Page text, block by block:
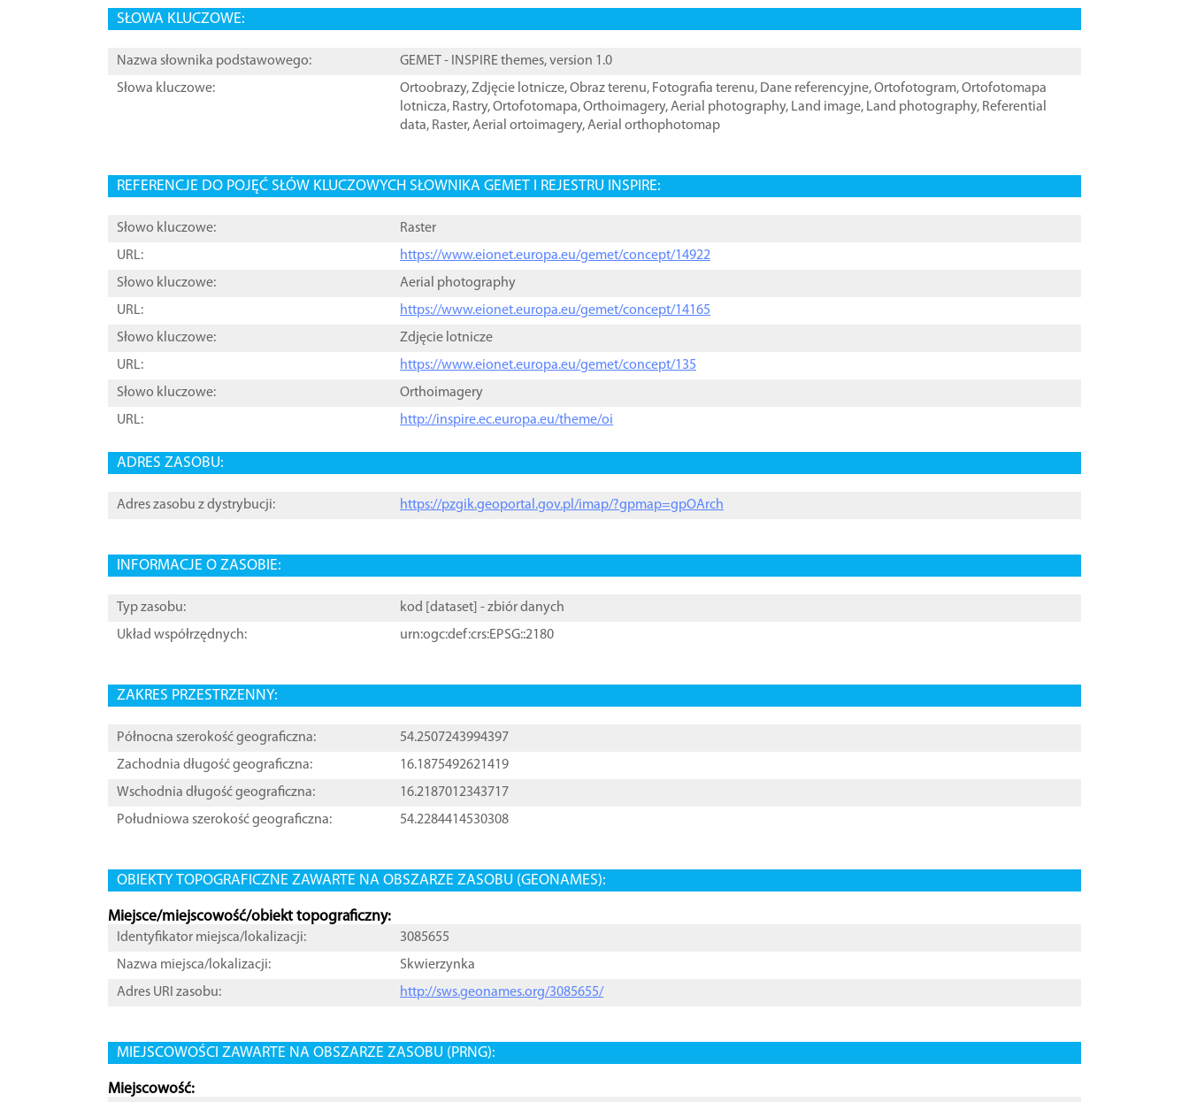
SŁOWA KLUCZOWE:
Nazwa słownika podstawowego:
GEMET - INSPIRE themes, version 1.0
Słowa kluczowe:
Ortoobrazy,Zdjęcie lotnicze,Obraz terenu, Fotografia terenu, Dane referencyjne,Ortofotogram,Ortofotomapa
lotnicza, Rastry,Ortofotomapa,Orthoimagery,Aerial photography, Land image, Land photography, Referential
data, Raster,Aerial ortoimagery,Aerial orthophotomap
REFERENCJE DO POJĘĆ SŁÓW KLUCZOWYCH SŁOWNIKA GEMET I REJESTRU INSPIRE:
Słowo kluczowe:
Raster
URL:
https://www.eionet.europa.eu/gemet/concept/14922
Słowo kluczowe:
Aerial photography
URL:
https://www.eionet.europa.eu/gemet/concept/14165
Słowo kluczowe:
Zdjęcie lotnicze
URL:
https://www.eionet.europa.eu/gemet/concept/135
Słowo kluczowe:
Orthoimagery
URL:
http://inspire.ec.europa.eu/theme/oi
ADRES ZASOBU:
Adres zasobu z dystrybucji: https://pzgik.geoportal.gov.pl/imap/?gpmap=gpOArch
INFORMACJE O ZASOBIE:
Typ zasobu: kod [ dataset ] - zbiór danych
Układ współrzędnych:
urn:ogc:def:crs:EPSG::2180
ZAKRES PRZESTRZENNY:
Północna szerokość geograficzna:
54.2507243994397
Zachodnia długość geograficzna:
16.1875492621419
Wschodnia długość geograficzna:
16.2187012343717
Południowa szerokość geograficzna:
54.2284414530308
OBIEKTY TOPOGRAFICZNE ZAWARTE NA OBSZARZE ZASOBU (GEONAMES):
Miejsce/miejscowość/obiekt topograficzny:
Identyfikator miejsca/lokalizacji:
3085655
Nazwa miejsca/lokalizacji:
Skwierzynka
Adres URI zasobu:
http://sws.geonames.org/3085655/
MIEJSCOWOŚCI ZAWARTE NA OBSZARZE ZASOBU (PRNG):
Miejscowość: